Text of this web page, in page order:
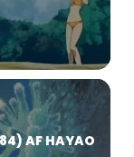
AF HAYAO